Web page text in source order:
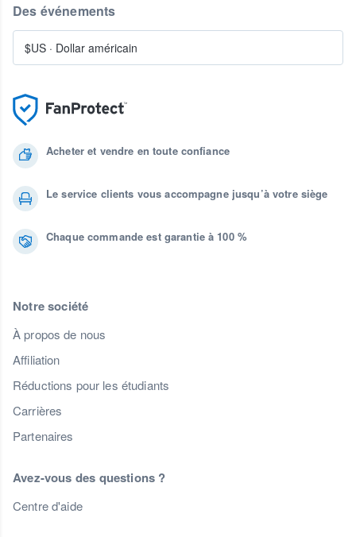
Acheter et vendre en toute confiance
Le service clients vous accompagne jusqu’à votre siège
Chaque commande est garantie à 100 %
Notre société
À propos de nous
Affiliation
Réductions pour les étudiants
Carrières
Partenaires
Avez-vous des questions ?
Centre d'aide
Des événements
$US · Dollar américain